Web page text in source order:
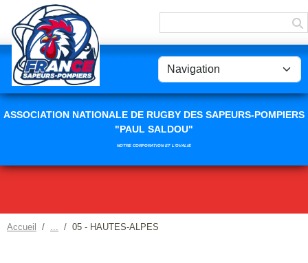
ASSOCIATION NATIONALE DE RUGBY DES SAPEURS-POMPIERS
"PAUL SALDOU"
NOTRE CORPORATION ET L'OVALIE
Accueil 05 - HAUTES-ALPES
Panneau de gestion des cookies